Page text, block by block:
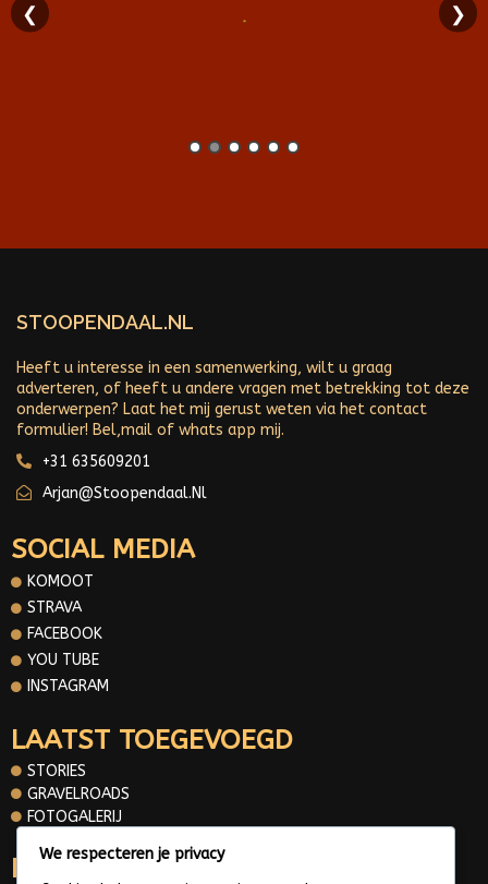
❮ ❯
STOOPENDAAL.NL
Heeft u interesse in een samenwerking, wilt u graag
adverteren, of heeft u andere vragen met betrekking tot deze
onderwerpen? Laat het mij gerust weten via het contact
formulier! Bel,mail of whats app mij.
+31 635609201
Arjan@stoopendaal.nl
SOCIAL MEDIA
KOMOOT
STRAVA
FACEBOOK
YOU TUBE
INSTAGRAM
LAATST TOEGEVOEGD
STORIES
GRAVELROADS
FOTOGALERIJ
INFORMATIE
We respecteren je privacy